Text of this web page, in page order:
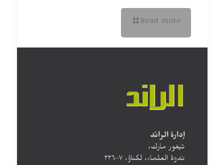
Read more
إدارة الرائد
تيغور مارك،
ندوة العلماء، لكناؤ، ۲۲٦۰۰۷